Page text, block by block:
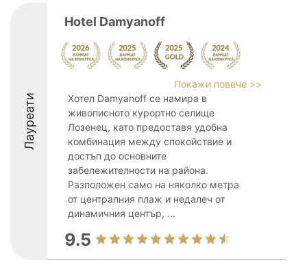
Лауреати
Hotel Damyanoff
Покажи повече >>
Хотел Damyanoff се намира в
живописното курортно селище
Лозенец, като предоставя удобна
комбинация между спокойствие и
достъп до основните
забележителности на района.
Разположен само на няколко метра
от централния плаж и недалеч от
динамичния център, ...
9.5